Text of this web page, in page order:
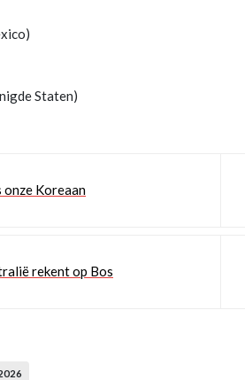
Staten)
onze Koreaan
rekent op Bos